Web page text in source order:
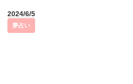
2024/6/5
夢占い